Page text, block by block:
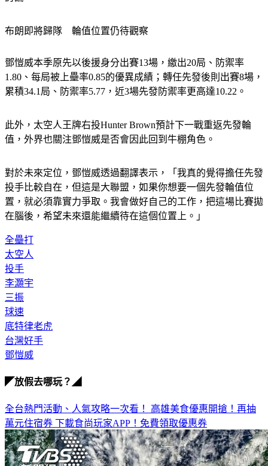
布朗即將歸隊　輪值位置仍待觀察
鄧愷威本季原先以後援身分出賽13場，繳出20局、防禦率
1.80、每局被上壘率0.85的優異成績；轉任先發後則出賽8場，
累積34.1局、防禦率5.77，近3場先發防禦率更高達10.22。
此外，太空人王牌右投Hunter Brown預計下一戰重返先發輪
值，外界也關注鄧愷威是否會因此回到牛棚角色。
對於未來定位，鄧愷威透過翻譯表示，「我真的覺得擔任先發
投手比較自在，但這是大聯盟，如果你想要一個先發輪值位
置，就必須靠實力爭取。我會做好自己的工作，把這場比賽拋
在腦後，希望未來還能繼續待在這個位置上。」
全壘打
太空人
投手
李灝宇
三振
球速
底特律老虎
台灣好手
鄧愷威
◤放假去哪玩？◢
全台熱門活動、人氣攻略一次看！ 高雄美食優惠開搶！再抽
萬元住宿券 下載食尚玩家APP！免費領取優惠券